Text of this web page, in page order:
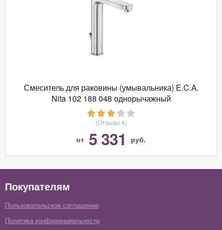
Смеситель для раковины (умывальника) E.C.A.
Nita 102 188 048 однорычажный
(Отзывы 4)
от 5 331 руб.
Покупателям
Пользовательское соглашение
Политика конфиденциальности